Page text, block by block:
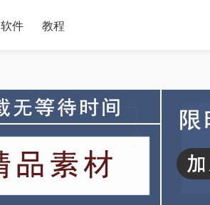
软件 教程